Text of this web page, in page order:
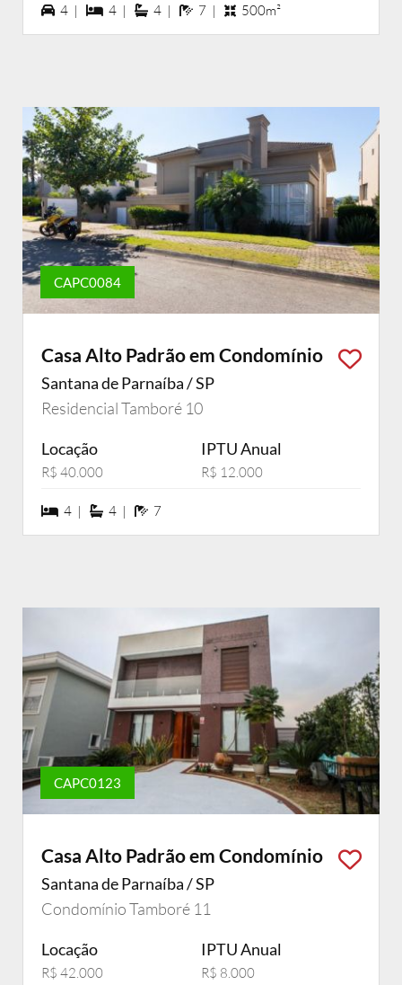
4 vagas na garagem
4 | 4 dormiórios
4 | 4 suítes
4 | 7 banheiros
7 | 500m²
CAPC0084
Casa Alto Padrão em Condomínio
Santana de Parnaíba / SP
Residencial Tamboré 10
Locação
R$ 40.000
IPTU Anual
R$ 12.000
4 dormiórios
4 | 4 suítes
4 | 7 banheiros
7
CAPC0123
Casa Alto Padrão em Condomínio
Santana de Parnaíba / SP
Condomínio Tamboré 11
Locação
R$ 42.000
IPTU Anual
R$ 8.000